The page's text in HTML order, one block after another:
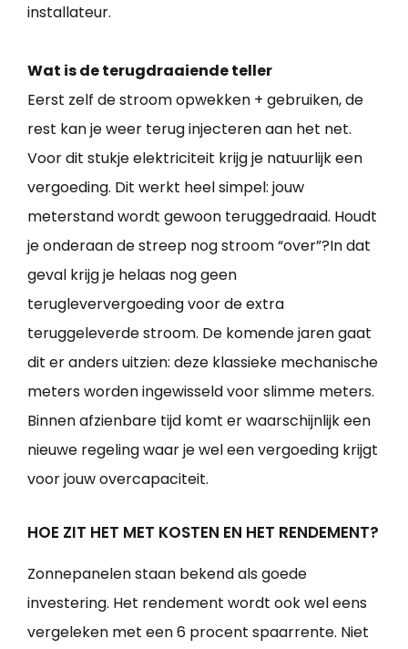
installateur.
Wat is de terugdraaiende teller
Eerst zelf de stroom opwekken + gebruiken, de
rest kan je weer terug injecteren aan het net.
Voor dit stukje elektriciteit krijg je natuurlijk een
vergoeding. Dit werkt heel simpel: jouw
meterstand wordt gewoon teruggedraaid. Houdt
je onderaan de streep nog stroom “over”?In dat
geval krijg je helaas nog geen
terugleververgoeding voor de extra
teruggeleverde stroom. De komende jaren gaat
dit er anders uitzien: deze klassieke mechanische
meters worden ingewisseld voor slimme meters.
Binnen afzienbare tijd komt er waarschijnlijk een
nieuwe regeling waar je wel een vergoeding krijgt
voor jouw overcapaciteit.
HOE ZIT HET MET KOSTEN EN HET RENDEMENT?
Zonnepanelen staan bekend als goede
investering. Het rendement wordt ook wel eens
vergeleken met een 6 procent spaarrente. Niet